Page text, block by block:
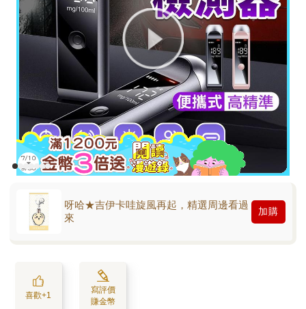
呀哈★吉伊卡哇旋風再起，精選周邊看過
來
加購
喜歡+1
寫評價
賺金幣